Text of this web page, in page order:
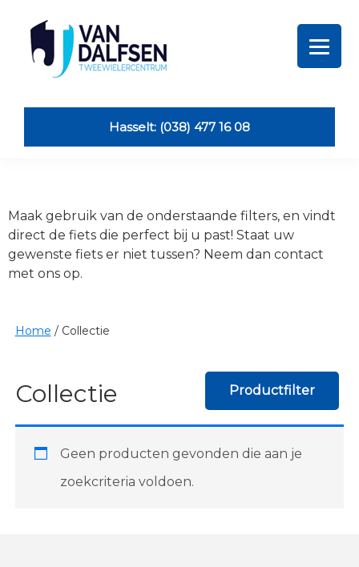
primary
navigation
primary
footer
Dalfsen
TweewielersHasselt: (038) 477 16 08
Maak gebruik van de onderstaande filters, en vindt
direct de fiets die perfect bij u past! Staat uw
gewenste fiets er niet tussen? Neem dan contact
met ons op.
Productfilter
Home / Collectie
Collectie
Geen producten gevonden die aan je
zoekcriteria voldoen.